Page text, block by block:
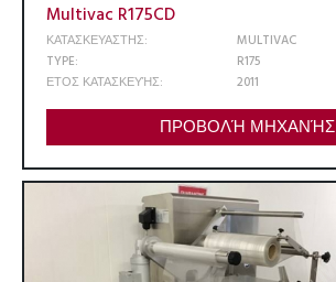
Multivac R175CD
ΚΑΤΑΣΚΕΥΑΣΤΗΣ:
MULTIVAC
TYPE:
R175
ΕΤΟΣ ΚΑΤΑΣΚΕΥΉΣ:
2011
ΠΡΟΒΟΛΉ ΜΗΧΑΝΉΣ